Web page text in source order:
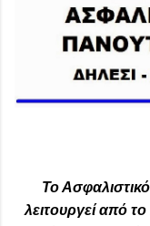
Το
λειτουργεί από